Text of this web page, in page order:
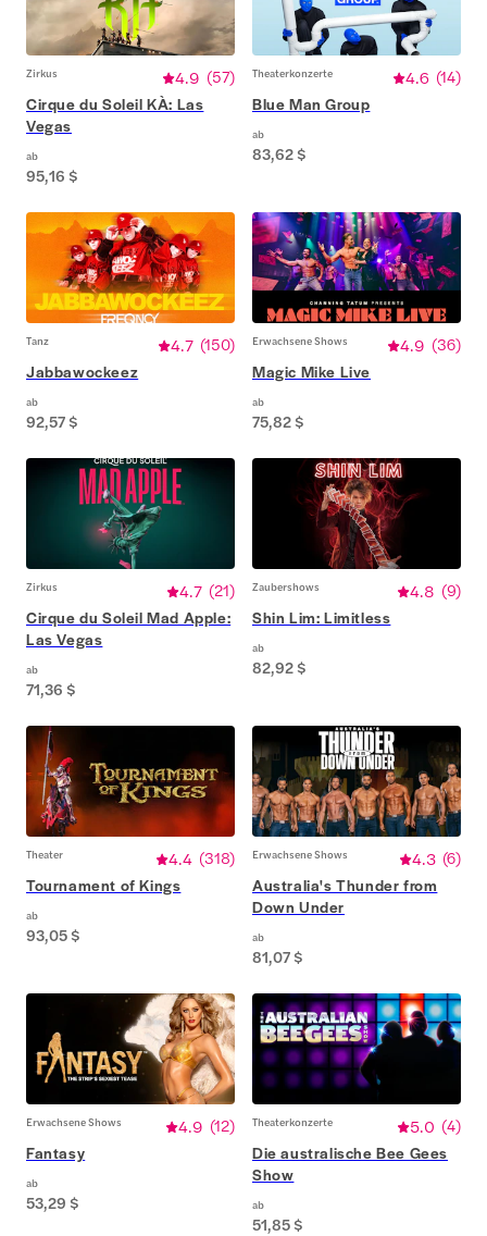
Zirkus 4.9 (57)
Cirque du Soleil KÀ: Las
Vegas
ab
95,16 $
Theaterkonzerte 4.6 (14)
Blue Man Group
ab
83,62 $
Tanz 4.7 (150)
Jabbawockeez
ab
92,57 $
Erwachsene Shows 4.9 (36)
Magic Mike Live
ab
75,82 $
Zirkus 4.7 (21)
Cirque du Soleil Mad Apple:
Las Vegas
ab
71,36 $
Zaubershows 4.8 (9)
Shin Lim: Limitless
ab
82,92 $
Theater 4.4 (318)
Tournament of Kings
ab
93,05 $
Erwachsene Shows 4.3 (6)
Australia's Thunder from
Down Under
ab
81,07 $
Erwachsene Shows 4.9 (12)
Fantasy
ab
53,29 $
Theaterkonzerte 5.0 (4)
Die australische Bee Gees
Show
ab
51,85 $